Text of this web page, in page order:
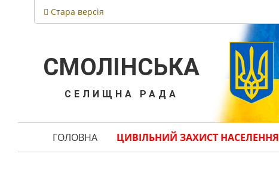
Стара версія
СМОЛІНСЬКА
СЕЛИЩНА РАДА
ГОЛОВНА ЦИВІЛЬНИЙ ЗАХИСТ НАСЕЛЕННЯ